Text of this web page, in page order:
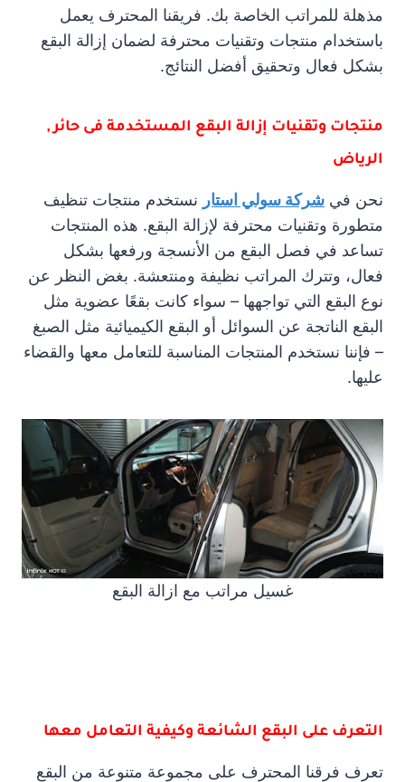
مذهلة للمراتب الخاصة بك. فريقنا المحترف يعمل
باستخدام منتجات وتقنيات محترفة لضمان إزالة البقع
بشكل فعال وتحقيق أفضل النتائج.
منتجات وتقنيات إزالة البقع المستخدمة فى حائر ,
الرياض
نحن في شركة سولي استار نستخدم منتجات تنظيف
متطورة وتقنيات محترفة لإزالة البقع. هذه المنتجات
تساعد في فصل البقع من الأنسجة ورفعها بشكل
فعال، وتترك المراتب نظيفة ومنتعشة. بغض النظر عن
نوع البقع التي تواجهها – سواء كانت بقعًا عضوية مثل
البقع الناتجة عن السوائل أو البقع الكيميائية مثل الصبغ
– فإننا نستخدم المنتجات المناسبة للتعامل معها والقضاء
عليها.
غسيل مراتب مع ازالة البقع
التعرف على البقع الشائعة وكيفية التعامل معها
تعرف فرقنا المحترف على مجموعة متنوعة من البقع